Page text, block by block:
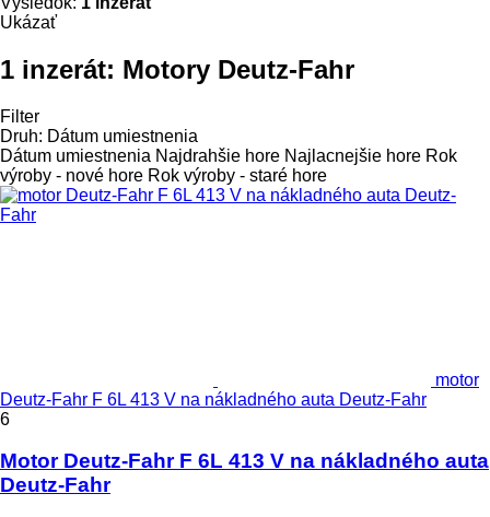
Ukázať
1 inzerát: Motory Deutz-Fahr
Filter
Druh: Dátum umiestnenia
Dátum umiestnenia Najdrahšie hore Najlacnejšie hore Rok
výroby - nové hore Rok výroby - staré hore
motor
Deutz-Fahr F 6L 413 V na nákladného auta Deutz-Fahr
6
Motor Deutz-Fahr F 6L 413 V na nákladného auta
Deutz-Fahr